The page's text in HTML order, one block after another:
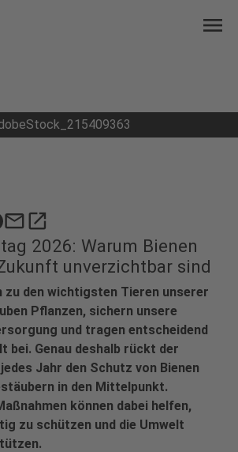
menu
mailopen_in_new
2026: Warum Bienen
unverzichtbar sind
zu den wichtigsten Tieren unserer
Pflanzen, sichern unsere
und tragen entscheidend
bei. Genau deshalb rückt der
jedes Jahr den Schutz von Bienen
in den Mittelpunkt.
können dabei helfen,
zu schützen und die Umwelt